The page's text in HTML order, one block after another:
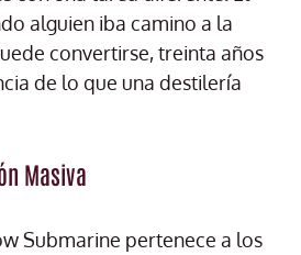
alguien iba camino a la
convertirse, treinta años
de lo que una destilería
Masiva
Submarine pertenece a los